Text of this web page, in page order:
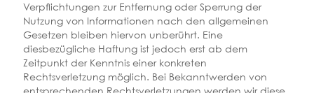
Verpflichtungen zur Entfernung oder Sperrung der
Nutzung von Informationen nach den allgemeinen
Gesetzen bleiben hiervon unberührt. Eine
diesbezügliche Haftung ist jedoch erst ab dem
Zeitpunkt der Kenntnis einer konkreten
Rechtsverletzung möglich. Bei Bekanntwerden von
entsprechenden Rechtsverletzungen werden wir diese